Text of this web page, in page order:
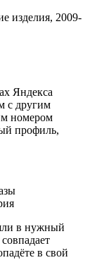
изделия, 2009-
Яндекса
с другим
номером
профиль,
в нужный
в свой